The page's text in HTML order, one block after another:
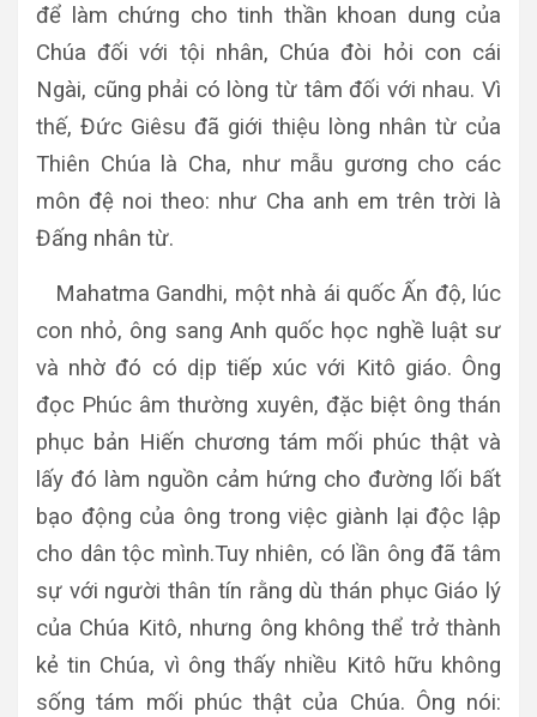
để làm chứng cho tinh thần khoan dung của
Chúa đối với tội nhân, Chúa đòi hỏi con cái
Ngài, cũng phải có lòng từ tâm đối với nhau. Vì
thế, Đức Giêsu đã giới thiệu lòng nhân từ của
Thiên Chúa là Cha, như mẫu gương cho các
môn đệ noi theo: như Cha anh em trên trời là
Đấng nhân từ.
Mahatma Gandhi, một nhà ái quốc Ấn độ, lúc
con nhỏ, ông sang Anh quốc học nghề luật sư
và nhờ đó có dịp tiếp xúc với Kitô giáo. Ông
đọc Phúc âm thường xuyên, đặc biệt ông thán
phục bản Hiến chương tám mối phúc thật và
lấy đó làm nguồn cảm hứng cho đường lối bất
bạo động của ông trong việc giành lại độc lập
cho dân tộc mình.Tuy nhiên, có lần ông đã tâm
sự với người thân tín rằng dù thán phục Giáo lý
của Chúa Kitô, nhưng ông không thể trở thành
kẻ tin Chúa, vì ông thấy nhiều Kitô hữu không
sống tám mối phúc thật của Chúa. Ông nói: